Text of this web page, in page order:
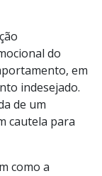
do
em
indesejado.
de um
cautela para
como a